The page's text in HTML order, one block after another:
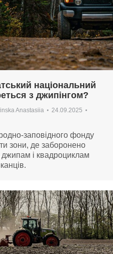
національний
з джипінгом?
Anastasiia
24.09.2025
заповідного фонду
зони, де заборонено
джипам і квадроциклам